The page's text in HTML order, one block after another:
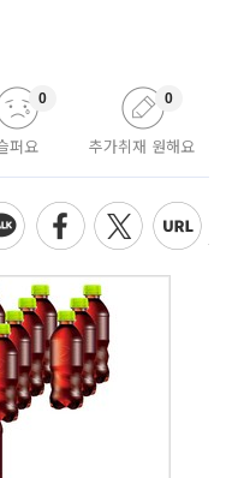
퍼요
0
추가취재 원해요
0